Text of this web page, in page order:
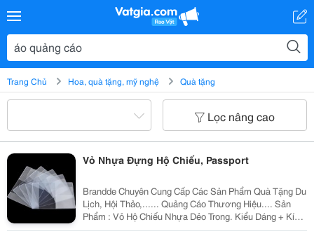
Trang Chủ Hoa, quà tặng, mỹ nghệ Quà tặng
Lọc nâng cao
Vỏ Nhựa Đựng Hộ Chiếu, Passport
Brandde Chuyên Cung Cấp Các Sản Phẩm Quà Tặng Du
Lịch, Hội Thảo,...... Quảng Cáo Thương Hiệu.... Sản
Phẩm : Vỏ Hộ Chiếu Nhựa Dẻo Trong. Kiểu Dáng + Kích
Thước : 13,3X18,8Cm Số Lượng : 1000 2000 3000